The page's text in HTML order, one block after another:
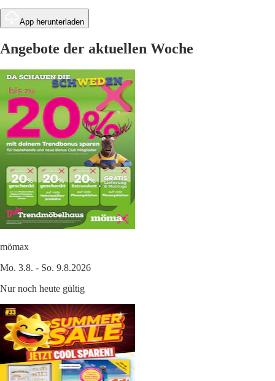
App herunterladen
Angebote der aktuellen Woche
mömax
Mo. 3.8. - So. 9.8.2026
Nur noch heute gültig